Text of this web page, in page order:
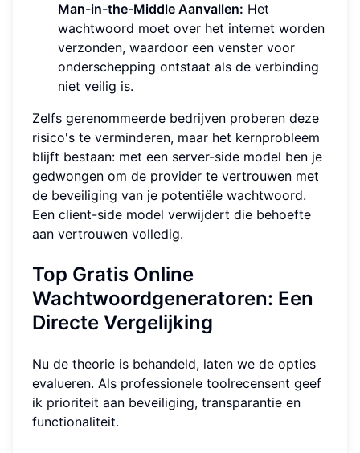
Man-in-the-Middle Aanvallen: Het
wachtwoord moet over het internet worden
verzonden, waardoor een venster voor
onderschepping ontstaat als de verbinding
niet veilig is.
Zelfs gerenommeerde bedrijven proberen deze
risico's te verminderen, maar het kernprobleem
blijft bestaan: met een server-side model ben je
gedwongen om de provider te vertrouwen met
de beveiliging van je potentiële wachtwoord.
Een client-side model verwijdert die behoefte
aan vertrouwen volledig.
Top Gratis Online
Wachtwoordgeneratoren: Een
Directe Vergelijking
Nu de theorie is behandeld, laten we de opties
evalueren. Als professionele toolrecensent geef
ik prioriteit aan beveiliging, transparantie en
functionaliteit.